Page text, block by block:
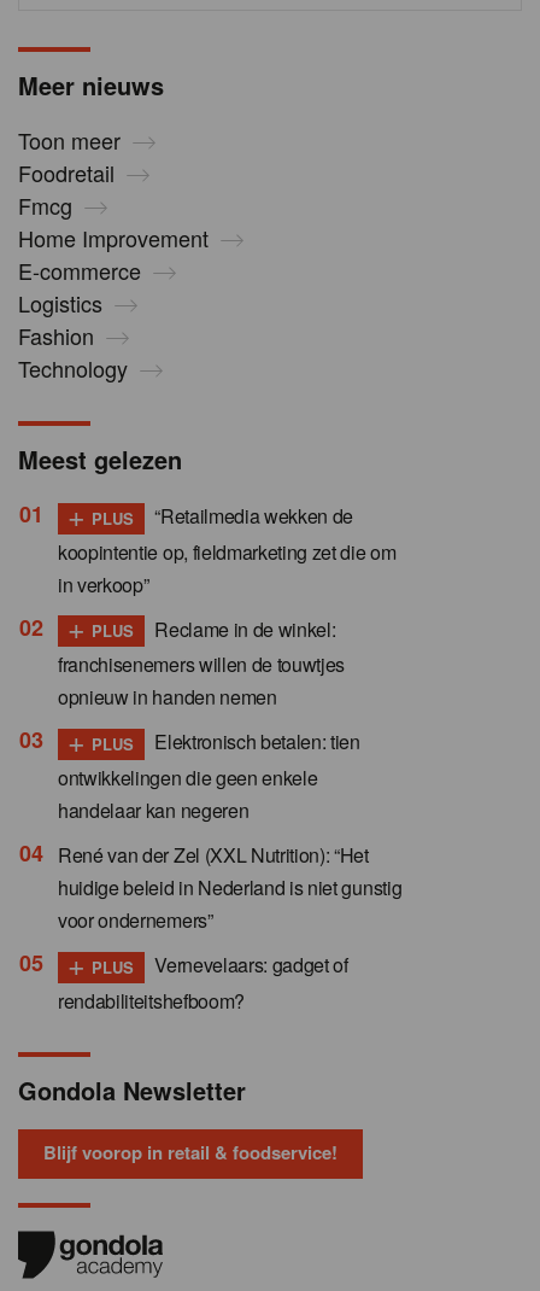
Meer nieuws
Toon meer
Foodretail
Fmcg
Home Improvement
E-commerce
Logistics
Fashion
Technology
Meest gelezen
+ PLUS
“Retailmedia wekken de
koopintentie op, fieldmarketing zet die om
in verkoop”
+ PLUS
Reclame in de winkel:
franchisenemers willen de touwtjes
opnieuw in handen nemen
+ PLUS
Elektronisch betalen: tien
ontwikkelingen die geen enkele
handelaar kan negeren
René van der Zel (XXL Nutrition): “Het
huidige beleid in Nederland is niet gunstig
voor ondernemers”
+ PLUS
Vernevelaars: gadget of
rendabiliteitshefboom?
Gondola Newsletter
Blijf voorop in retail & foodservice!